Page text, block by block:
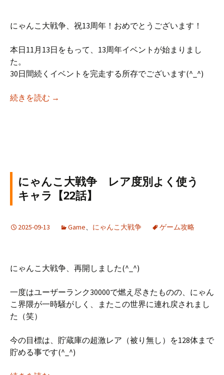
にゃんこ大戦争、祝13周年！おめでとうございます！
本日11月13日をもって、13周年イベントが始まりまし
た。
30日間続くイベントを完走する所存でございます(^_^)
続きを読む にゃんこ大戦争 周年イベントはネコカンが貯
→
にゃんこ大戦争 レア度別よく使う
キャラ【22話】
2025-09-13 Game、 にゃんこ大戦争 ゲーム攻略
にゃんこ大戦争、再開しました(^_^)
一度はユーザーランク30000で燃え尽きたものの、にゃん
こ界隈が一時騒がしく、またこの世界に連れ戻されまし
た（笑）
今の目標は、貯蔵庫の超激レア（被り無し）を128体まで
貯める事です(^_^)